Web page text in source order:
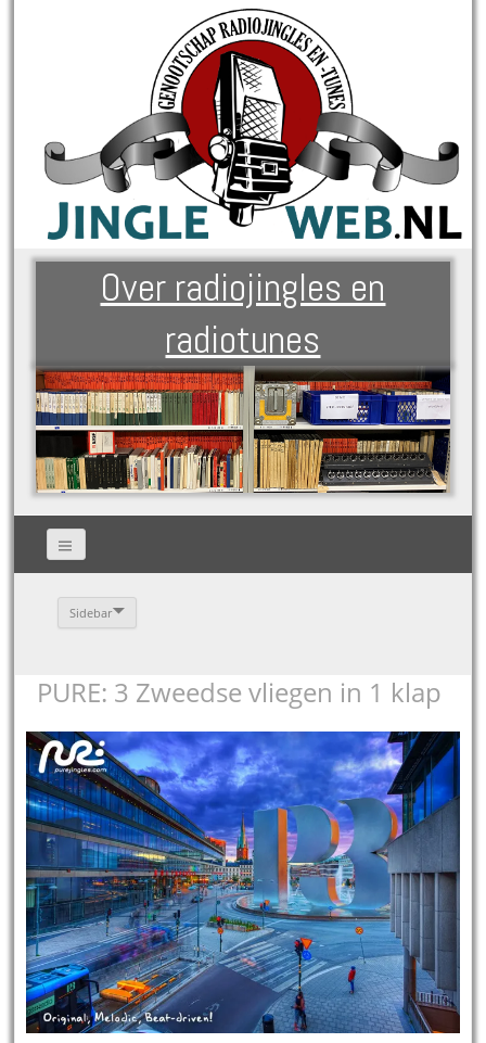
Over radiojingles en
radiotunes
Sidebar
PURE: 3 Zweedse vliegen in 1 klap